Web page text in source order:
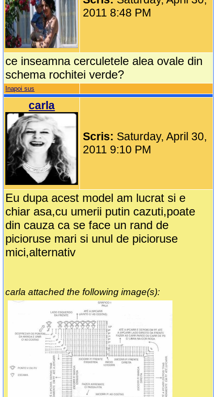
2011 8:48 PM
ce inseamna cerculetele alea ovale din
schema rochitei verde?
Inapoi sus
carla
Scris: Saturday, April 30,
2011 9:10 PM
Eu dupa acest model am lucrat si e
chiar asa,cu umerii putin cazuti,poate
din cauza ca se face un rand de
picioruse mari si unul de picioruse
mici,alternativ
carla attached the following image(s):